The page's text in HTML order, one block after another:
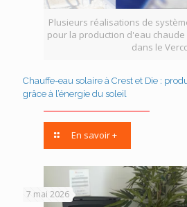
Plusieurs réalisations de
pour la production d'eau
dans le
Chauffe-eau solaire à Crest et Die :
grâce à l’énergie du soleil
En savoir +
7 mai 2026